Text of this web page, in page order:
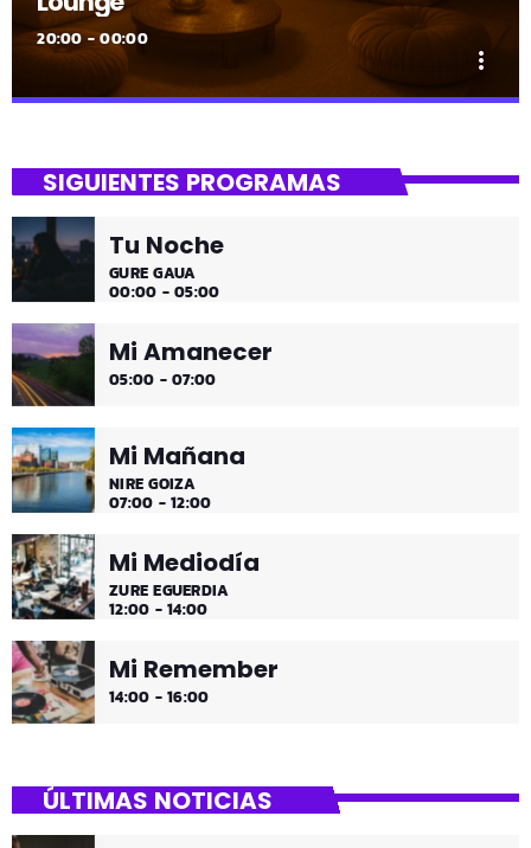
20:00 - 00:00
more_vert
Hora de desconectar de todo
Es hora de ir desconectando, y qué mejor que hacerlo
con sonidos que nos transportan, tal vez, a islas
paradisíacas. ¿Hace una infusión? ¿Un mojito?
SIGUIENTES PROGRAMAS
Tu Noche
GURE GAUA
00:00 - 05:00
Mi Amanecer
05:00 - 07:00
Mi Mañana
NIRE GOIZA
07:00 - 12:00
Mi Mediodía
ZURE EGUERDIA
12:00 - 14:00
Mi Remember
14:00 - 16:00
ÚLTIMAS NOTICIAS